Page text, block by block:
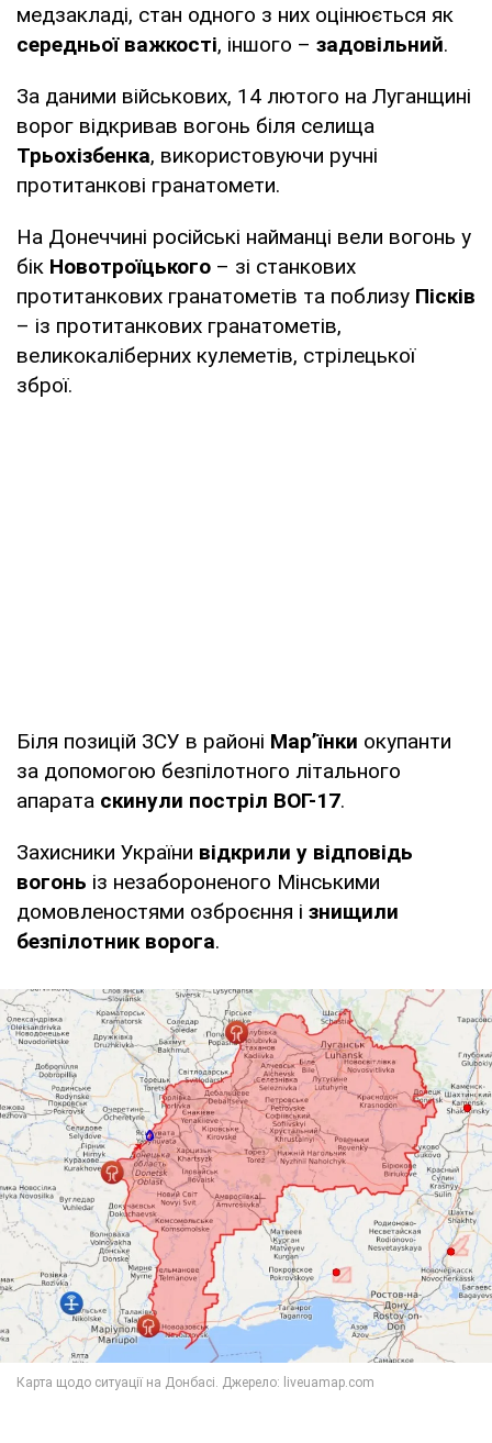
медзакладі, стан одного з них оцінюється як
середньої важкості, іншого – задовільний.
За даними військових, 14 лютого на Луганщині
ворог відкривав вогонь біля селища
Трьохізбенка, використовуючи ручні
протитанкові гранатомети.
На Донеччині російські найманці вели вогонь у
бік Новотроїцького – зі станкових
протитанкових гранатометів та поблизу Пісків
– із протитанкових гранатометів,
великокаліберних кулеметів, стрілецької
зброї.
Біля позицій ЗСУ в районі Мар’їнки окупанти
за допомогою безпілотного літального
апарата скинули постріл ВОГ-17.
Захисники України відкрили у відповідь
вогонь із незабороненого Мінськими
домовленостями озброєння і знищили
безпілотник ворога.